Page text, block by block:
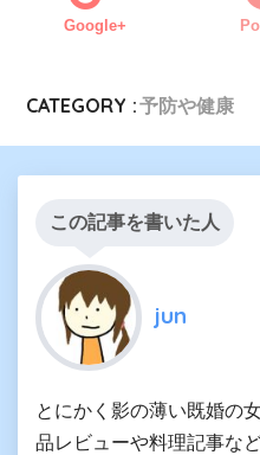
Google+
CATEGORY :予防や健康
この記事を書いた人
jun
とにかく影の薄い既婚の
品レビューや料理記事な